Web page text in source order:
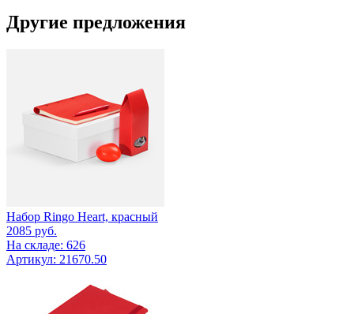
Другие предложения
Набор Ringo Heart, красный
2085 руб.
На складе: 626
Артикул: 21670.50